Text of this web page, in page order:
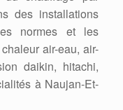
des installations
normes et les
air-eau, air-
daikin, hitachi,
à Naujan-Et-